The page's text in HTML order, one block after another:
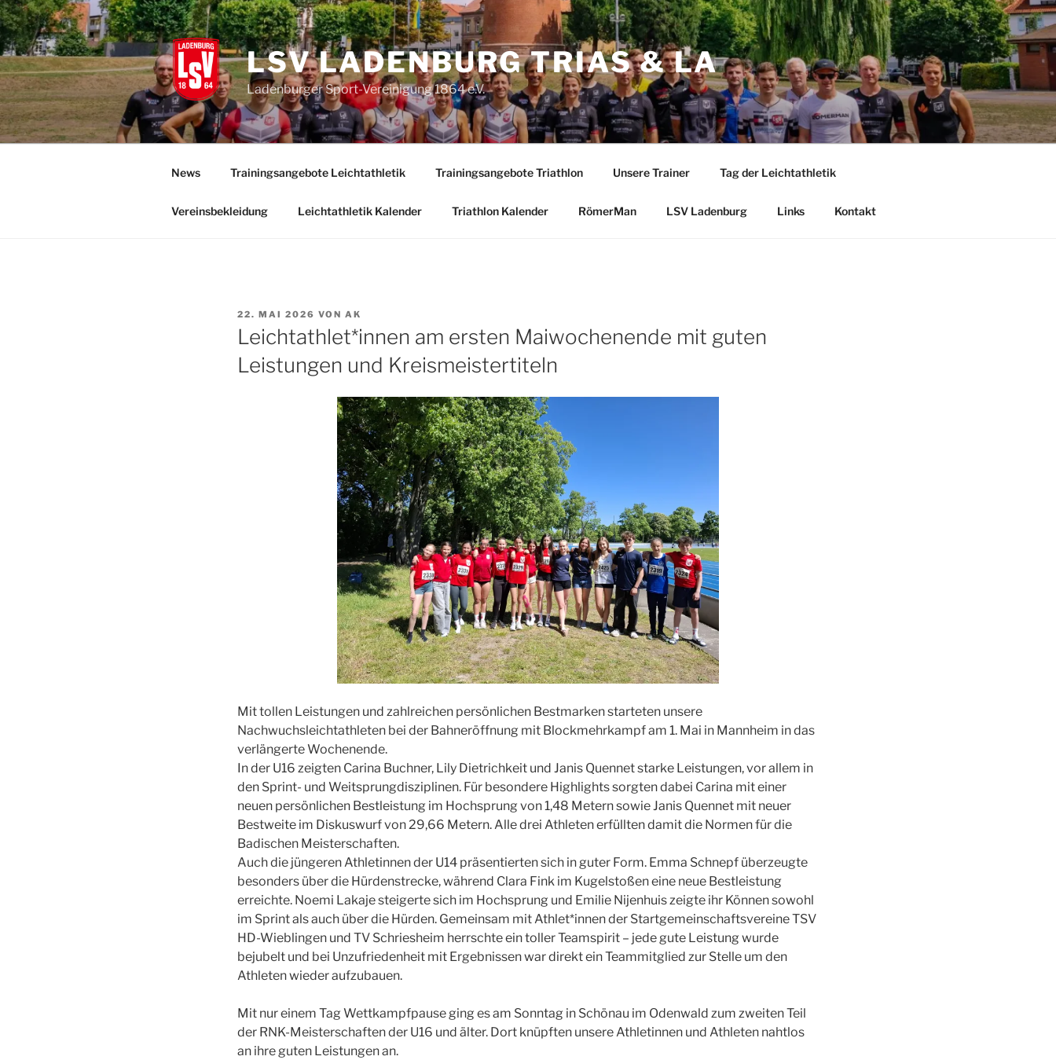
Zum
Inhalt
springen
LSV LADENBURG TRIAS & LA
Ladenburger Sport-Vereinigung 1864 e.V.
News Trainingsangebote Leichtathletik Trainingsangebote Triathlon Unsere Trainer Tag der Leichtathletik
Vereinsbekleidung Leichtathletik Kalender Triathlon Kalender RömerMan LSV Ladenburg Links Kontakt
VERÖFFENTLICHT
AM
22. MAI 2026 VON AK
Leichtathlet*innen am ersten Maiwochenende mit guten
Leistungen und Kreismeistertiteln
Mit tollen Leistungen und zahlreichen persönlichen Bestmarken starteten unsere
Nachwuchsleichtathleten bei der Bahneröffnung mit Blockmehrkampf am 1. Mai in Mannheim in das
verlängerte Wochenende.
In der U16 zeigten Carina Buchner, Lily Dietrichkeit und Janis Quennet starke Leistungen, vor allem in
den Sprint- und Weitsprungdisziplinen. Für besondere Highlights sorgten dabei Carina mit einer
neuen persönlichen Bestleistung im Hochsprung von 1,48 Metern sowie Janis Quennet mit neuer
Bestweite im Diskuswurf von 29,66 Metern. Alle drei Athleten erfüllten damit die Normen für die
Badischen Meisterschaften.
Auch die jüngeren Athletinnen der U14 präsentierten sich in guter Form. Emma Schnepf überzeugte
besonders über die Hürdenstrecke, während Clara Fink im Kugelstoßen eine neue Bestleistung
erreichte. Noemi Lakaje steigerte sich im Hochsprung und Emilie Nijenhuis zeigte ihr Können sowohl
im Sprint als auch über die Hürden. Gemeinsam mit Athlet*innen der Startgemeinschaftsvereine TSV
HD-Wieblingen und TV Schriesheim herrschte ein toller Teamspirit – jede gute Leistung wurde
bejubelt und bei Unzufriedenheit mit Ergebnissen war direkt ein Teammitglied zur Stelle um den
Athleten wieder aufzubauen.
Mit nur einem Tag Wettkampfpause ging es am Sonntag in Schönau im Odenwald zum zweiten Teil
der RNK-Meisterschaften der U16 und älter. Dort knüpften unsere Athletinnen und Athleten nahtlos
an ihre guten Leistungen an.